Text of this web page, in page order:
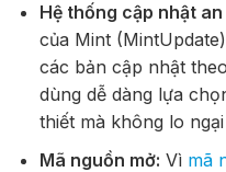
Hệ thống cập nhật
của Mint
các bản cập nhật
dùng dễ dàng lựa
thiết mà không lo
Mã nguồn mở: Vì mã